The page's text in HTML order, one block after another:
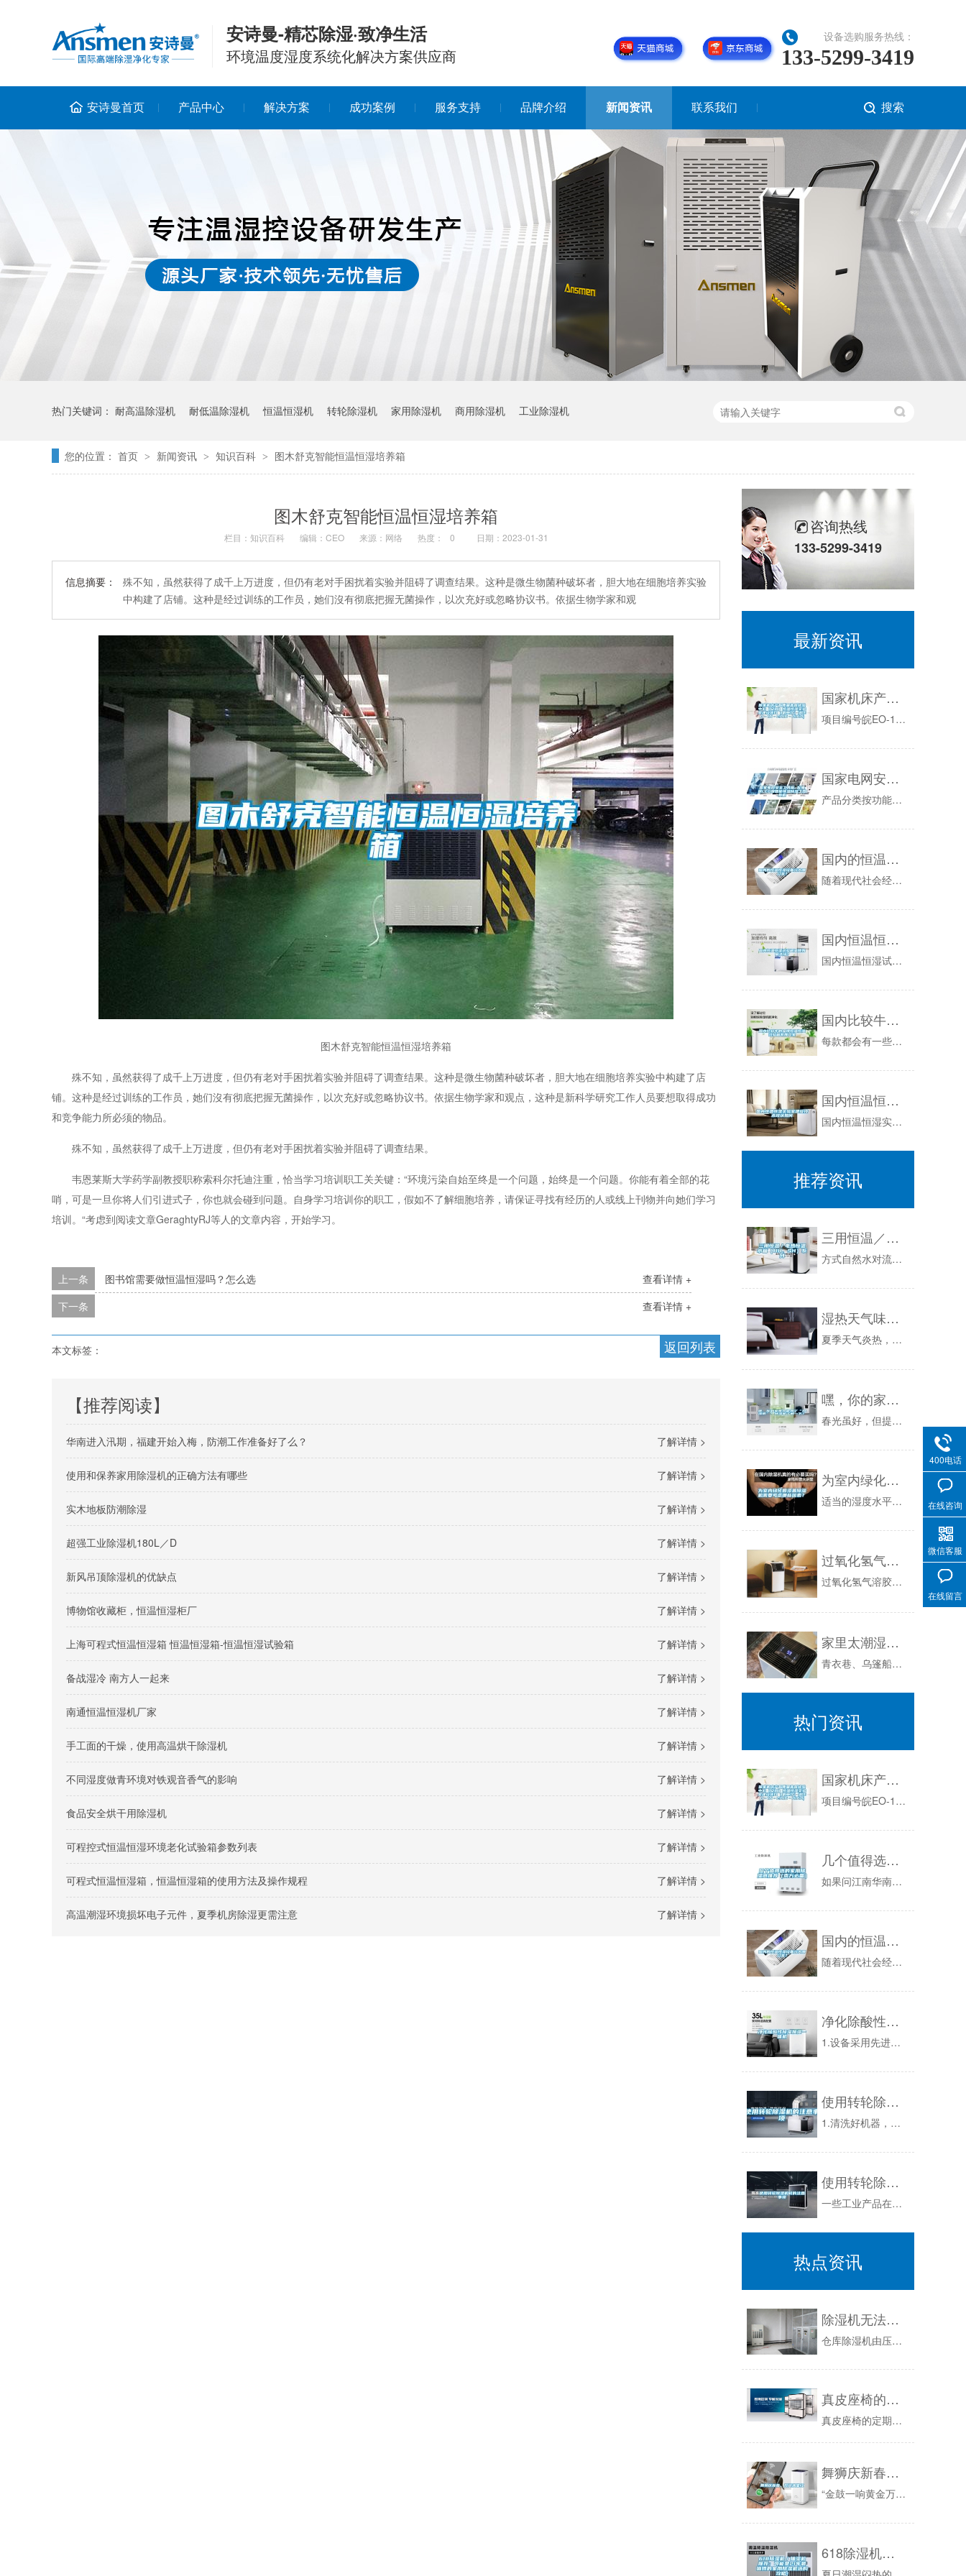
搜索
安诗曼-精芯除湿·致净生活
环境温度湿度系统化解决方案供应商
设备选购服务热线：
133-5299-3419
安诗曼首页 产品中心 解决方案 成功案例 服务支持 品牌介绍 新闻资讯 联系我们
热门关键词： 耐高温除湿机 耐低温除湿机 恒温恒湿机 转轮除湿机 家用除湿机 商用除湿机 工业除湿机
您的位置： 首页 > 新闻资讯 > 知识百科 > 图木舒克智能恒温恒湿培养箱
图木舒克智能恒温恒湿培养箱
栏目： 知识百科 编辑：CEO 来源：网络 热度： 0 日期：2023-01-31
信息摘要：
殊不知，虽然获得了成千上万进度，但仍有老对手困扰着实验并阻碍了调查结果。这种是微生物菌种破坏者，胆大地在细胞培养实验
中构建了店铺。这种是经过训练的工作员，她们沒有彻底把握无菌操作，以次充好或忽略协议书。依据生物学家和观
图木舒克智能恒温恒湿培养箱
殊不知，虽然获得了成千上万进度，但仍有老对手困扰着实验并阻碍了调查结果。这种是微生物菌种破坏者，胆大地在细胞培养实验中构建了店
铺。这种是经过训练的工作员，她们沒有彻底把握无菌操作，以次充好或忽略协议书。依据生物学家和观点，这种是新科学研究工作人员要想取得成功
和竞争能力所必须的物品。
殊不知，虽然获得了成千上万进度，但仍有老对手困扰着实验并阻碍了调查结果。
韦恩莱斯大学药学副教授职称索科尔托迪注重，恰当学习培训职工关关键：“环境污染自始至终是一个问题，始终是一个问题。你能有着全部的花
哨，可是一旦你将人们引进式子，你也就会碰到问题。自身学习培训你的职工，假如不了解细胞培养，请保证寻找有经历的人或线上刊物并向她们学习
培训。“考虑到阅读文章GeraghtyRJ等人的文章内容，开始学习。
查看详情 +
上一条
图书馆需要做恒温恒湿吗？怎么选
查看详情 +
下一条
返回列表
本文标签：
【推荐阅读】
了解详情 >
华南进入汛期，福建开始入梅，防潮工作准备好了么？
了解详情 >
使用和保养家用除湿机的正确方法有哪些
了解详情 >
实木地板防潮除湿
了解详情 >
超强工业除湿机180L／D
了解详情 >
新风吊顶除湿机的优缺点
了解详情 >
博物馆收藏柜，恒温恒湿柜厂
了解详情 >
上海可程式恒温恒湿箱 恒温恒湿箱-恒温恒湿试验箱
了解详情 >
备战湿冷 南方人一起来
了解详情 >
南通恒温恒湿机厂家
了解详情 >
手工面的干燥，使用高温烘干除湿机
了解详情 >
不同湿度做青环境对铁观音香气的影响
了解详情 >
食品安全烘干用除湿机
了解详情 >
可程控式恒温恒湿环境老化试验箱参数列表
了解详情 >
可程式恒温恒湿箱，恒温恒湿箱的使用方法及操作规程
了解详情 >
高温潮湿环境损坏电子元件，夏季机房除湿更需注意
咨询热线
133-5299-3419
最新资讯
国家机床产品质量监督检验中心（安徽）恒温恒湿实验室建设项目（第二次）(皖EO－16－2016－0160)
项目编号皖EO-16-2016-0160项目名称国家机床产品质量监督检验中心（安徽）恒温恒湿实验室建设项目（第二次）项目审批、核准或备案机关...
国家电网安全工具柜 配电房LED屏智能恒温除湿工器具柜
产品分类按功能分为：普通工具柜、普通智能工具柜、全智能工具柜按规格分为：2000*800*450mm2000*1100*600mm2400*...
国内的恒温恒湿设备分为哪几类？
随着现代社会经济发展，在生产及生活中，人们对空气温湿度要求越来越高，恒温恒湿机应用领域也越来越广泛。下面木准试验设备小编就给大家介绍一下恒温...
国内恒温恒湿试验箱品牌如何选择？
国内恒温恒湿试验箱品牌如何选择？现在市面的恒温恒湿试验箱款式五花八门，经营该设备的品牌公司也有很多，但并不是所有的设备都能够满足您对产品的检...
国内比较牛的品牌恒温恒湿试验箱有那几家
每款都会有一些让试验行业的经典产品，对于在百度搜索到的厂家就有很多，今天就小编跟大家聊一聊，在国内比较牛的品牌恒温恒湿试验箱有那几家。一、说...
国内恒温恒湿实验室建设技术现状如何
国内恒温恒湿实验室建设技术现状如何现如今，国内恒温恒湿实验室建设技术现状也是处于较高水平，甚至有些厂家已经达到了世界先进水平的行列，所有的设...
推荐资讯
三用恒温／电热恒温水箱（HH、SH）系列
方式自然水对流热传递性能使用温度范围RT+5~65℃RT+5~100℃RT+5~65℃RT+5~100℃温度分辨率0.1℃温度波动度±0.5...
湿热天气味道难闻只能用除湿机
夏季天气炎热，细菌和其他微生物也容易大量繁殖，尤其是在潮湿多雨的环境中。所以夏天的房子通常很臭，包括垃圾变质的臭味，水果和蔬菜发霉发酵的酸味...
嘿，你的家电可能得了“风湿病”！除湿机了解一下？
春光虽好，但提起春天除了“春光明媚”之外，最常让人联想在一起的，就是“春雨绵绵”了。气候湿润，雨水较多。特别是“回南天”最要命，弄不好，家就...
为室内绿化园添置除湿机需要考虑哪些因素？
适当的湿度水平对于维持室内生长室中的空气质量是十分必要的，但有效地监测和管理这些水平是具有挑战性的。4.附加环境因素也要考虑你的成长空间所使...
过氧化氢气溶胶智能消毒机， H2O2雾化消毒设备
过氧化氢气溶胶智能消毒机，H2O2雾化消毒设备新闻资讯目前，大家通常对来势凶猛的病毒病原体扩散的控制存在一定的困难，其中最为主要的是不能对环...
家里太潮湿会成为细菌的温床
青衣巷、乌篷船、飞檐与青黛……于江南，大抵是这样的印象？可江南烟雨更像是江南的标签不是吗？诗中有言“撑着油纸伞……如丁香一样的姑娘”一位着青...
热门资讯
国家机床产品质量监督检验中心（安徽）恒温恒湿实验室建设项目（第二次）(皖EO－16－2016－0160)
项目编号皖EO-16-2016-0160项目名称国家机床产品质量监督检验中心（安徽）恒温恒湿实验室建设项目（第二次）项目审批、核准或备案机关...
几个值得选的家用除湿器推荐（南方必备）
如果问江南华南最怕什么样的天气，那肯定是连续阴雨天，如果说比阴雨天更难过的，那就是回南天的阴雨天，这几天江南华南地区的小伙伴们就收到了回南天...
国内的恒温恒湿设备分为哪几类？
随着现代社会经济发展，在生产及生活中，人们对空气温湿度要求越来越高，恒温恒湿机应用领域也越来越广泛。下面木准试验设备小编就给大家介绍一下恒温...
净化除酸性除湿加湿一体机
1.设备采用先进的恒湿、净化技术，前瞻性的设计，创新、成熟智能的软件系统，外型设计美观，能满足未来档案馆对环境精密控制的严格要求。应用内置型...
使用转轮除湿机的注意事项
1.清洗好机器，转轮除湿机长期运转后，严禁用冷水清洗。2.定期对储气罐的anquan阀进行手动排气试验，确保anquan阀正常有效。3.操作...
使用转轮除湿机时的注意事项
一些工业产品在保存的时候都要特别注意产品的湿度问题。如果湿度超了规定的标准，有可能会对物品造成损伤，出现的损伤有：光学镜头、磁记录材料、仪器...
热点资讯
除湿机无法启动 除湿机故障 仓库除湿机
仓库除湿机由压缩机、电脑板、显示屏、热交换器、电风扇、水容器、外壳、控制器等组成。现在我们使用的各种除湿机比较广泛，比如家用除湿机、工业除湿...
真皮座椅的保养别忘记 雨天一定防受潮
真皮座椅的定期的清洗很重要，清洗后的养护更是不可缺少的，下文是关于真皮座椅的保养简单内容。真皮座椅的保养内容清洗：用清洗剂去除皮革表面的灰尘...
舞狮庆新春，开门满堂红
“金鼓一响黄金万两，金狮点睛富贵繁荣”，在新的一年里，安诗曼公司全体员工祝您：新的一年财源广进！万事如意！
618除湿机／抽湿机推荐：可能是21年最值得的家用除湿机选购攻略！
400电话
在线咨询
微信客服
在线留言